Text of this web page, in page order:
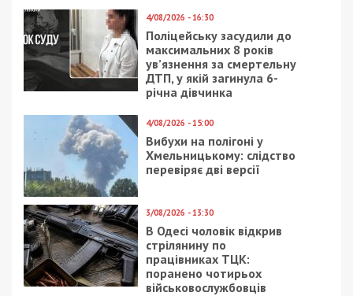
4/08/2026 - 16:30
Поліцейську засудили до
максимальних 8 років
ув’язнення за смертельну
ДТП, у якій загинула 6-
річна дівчинка
4/08/2026 - 15:00
Вибухи на полігоні у
Хмельницькому: слідство
перевіряє дві версії
3/08/2026 - 13:30
В Одесі чоловік відкрив
стрілянину по
працівниках ТЦК:
поранено чотирьох
військовослужбовців